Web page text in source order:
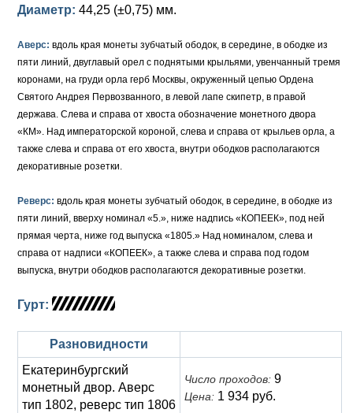
Для Польши
Памятные и донативные
Для Польши
Сибирские монеты
Для Молдавии и Валахии
Таврические монеты
Золото
Серебро
Медь
Для Пруссии
Ливонезы
Иоанн Антонович (1740-1741)
Анна Иоанновна (1730-1740)
Петр II (1727-1730)
Екатерина I (1725-1727)
Петр I (1682-1725)
Серебро
Для Речи Посполитой
Диаметр: 44,25 (±0,75) мм.
Аверс: вдоль края монеты зубчатый ободок, в середине, в ободке из
пяти линий, двуглавый орел с поднятыми крыльями, увенчанный тремя
коронами, на груди орла герб Москвы, окруженный цепью Ордена
Святого Андрея Первозванного, в левой лапе скипетр, в правой
держава. Слева и справа от хвоста обозначение монетного двора
«КМ». Над императорской короной, слева и справа от крыльев орла, а
также слева и справа от его хвоста, внутри ободков располагаются
декоративные розетки.
Реверс: вдоль края монеты зубчатый ободок, в середине, в ободке из
пяти линий, вверху номинал «5.», ниже надпись «КОПЕЕК», под ней
прямая черта, ниже год выпуска «1805.» Над номиналом, слева и
справа от надписи «КОПЕЕК», а также слева и справа под годом
выпуска, внутри ободков располагаются декоративные розетки.
Гурт:
Разновидности
Екатеринбургский
монетный двор. Аверс
тип 1802, реверс тип 1806
Число проходов: 9
Цена: 1 934 руб.